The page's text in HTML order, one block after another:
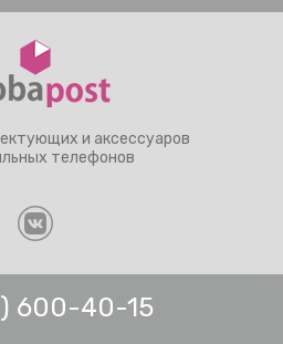
и аксессуаров
телефонов
600-40-15